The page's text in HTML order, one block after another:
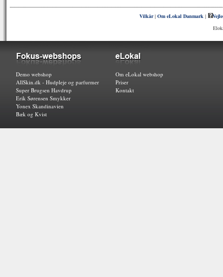
Vilkår|Om eLokal Danmark |
Demo webshop
AllSkin.dk - Hudpleje og parfurmer
Super Brugsen Havdrup
Erik Sørensen Smykker
Yonex Skandinavien
Bæk og Kvist
Om eLokal webshop
Priser
Kontakt